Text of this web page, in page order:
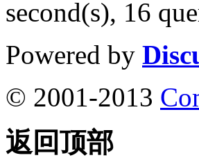
second(s), 16
Powered by
© 2001-2013
返回顶部